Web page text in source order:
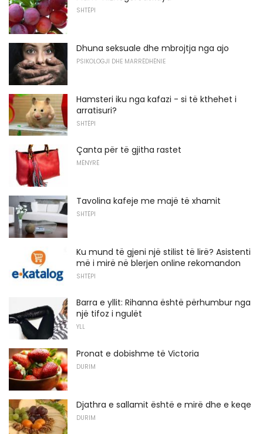
SHTËPI
Dhuna seksuale dhe mbrojtja nga ajo
PSIKOLOGJI DHE MARRËDHËNIE
Hamsteri iku nga kafazi - si të kthehet i
arratisuri?
SHTËPI
Çanta për të gjitha rastet
MËNYRË
Tavolina kafeje me majë të xhamit
SHTËPI
Ku mund të gjeni një stilist të lirë? Asistenti
më i mirë në blerjen online rekomandon
SHTËPI
Barra e yllit: Rihanna është përhumbur nga
një tifoz i ngulët
YLL
Pronat e dobishme të Victoria
DURIM
Djathra e sallamit është e mirë dhe e keqe
DURIM